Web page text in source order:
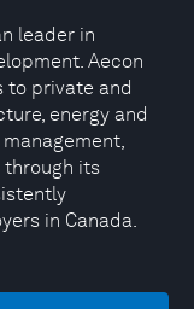
leader in
Aecon
to private and
energy and
through its
in Canada.